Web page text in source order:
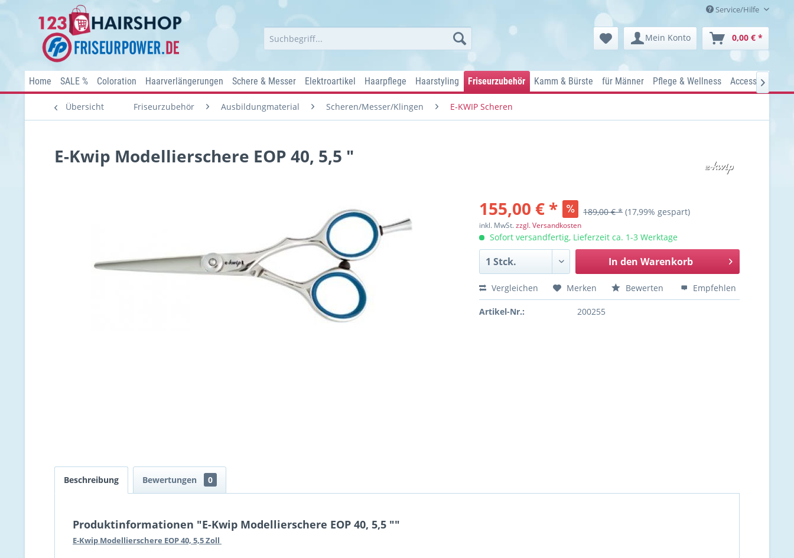
Service/Hilfe
Mein Konto 0,00 € *
Home SALE % Coloration Haarverlängerungen Schere & Messer Elektroartikel Haarpflege Haarstyling Friseurzubehör Kamm & Bürste für Männer Pflege & Wellness Accessoires

Übersicht Friseurzubehör Ausbildungmaterial Scheren/Messer/Klingen E-KWIP Scheren
E-Kwip Modellierschere EOP 40, 5,5 "
155,00 € * 189,00 € * (17,99% gespart)
inkl. MwSt.zzgl. Versandkosten
Sofort versandfertig, Lieferzeit ca. 1-3 Werktage
In den Warenkorb
Vergleichen Merken Bewerten Empfehlen
Artikel-Nr.: 200255
Beschreibung Bewertungen 0
Produktinformationen "E-Kwip Modellierschere EOP 40, 5,5 ""
E-Kwip Modellierschere EOP 40, 5,5 Zoll